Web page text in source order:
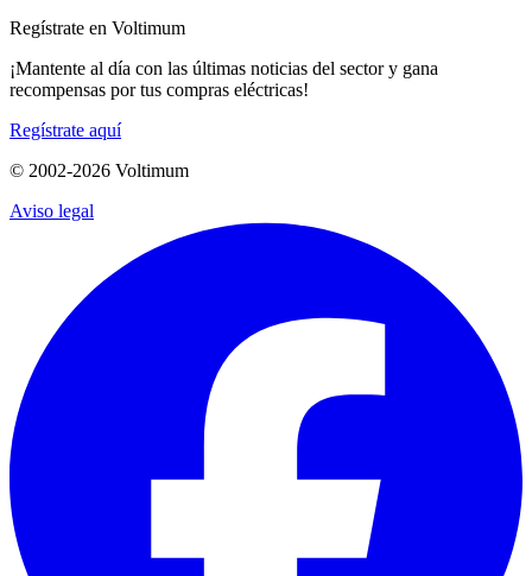
Regístrate en Voltimum
¡Mantente al día con las últimas noticias del sector y gana
recompensas por tus compras eléctricas!
Regístrate aquí
© 2002-2026 Voltimum
Aviso legal